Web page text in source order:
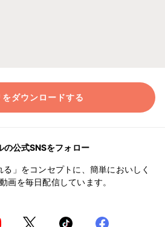
をダウンロードする
の公式SNSをフォロー
る」をコンセプトに、簡単においしく
画を毎日配信しています。